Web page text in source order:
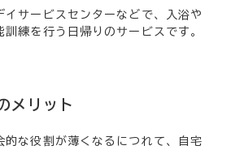
サービスセンターなどで、入浴や
練を行う日帰りのサービスです。
メリット
な役割が薄くなるにつれて、自宅